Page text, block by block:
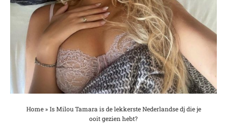
Home» Is Milou Tamara is de lekkerste Nederlandse dj die je
ooit gezien hebt?